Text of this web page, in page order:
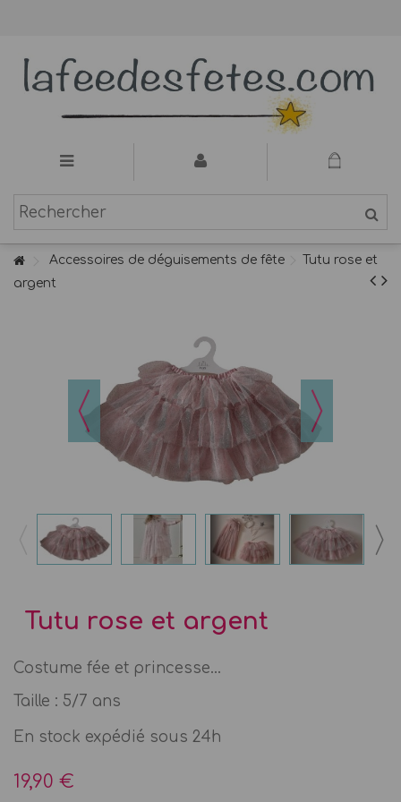
Accessoires de déguisements de fête
Tutu rose et
argent
Tutu rose et argent
Costume fée et princesse...
Taille : 5/7 ans
En stock expédié sous 24h
19,90 €